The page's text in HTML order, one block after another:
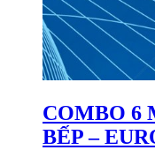
COMBO 6
BẾP –